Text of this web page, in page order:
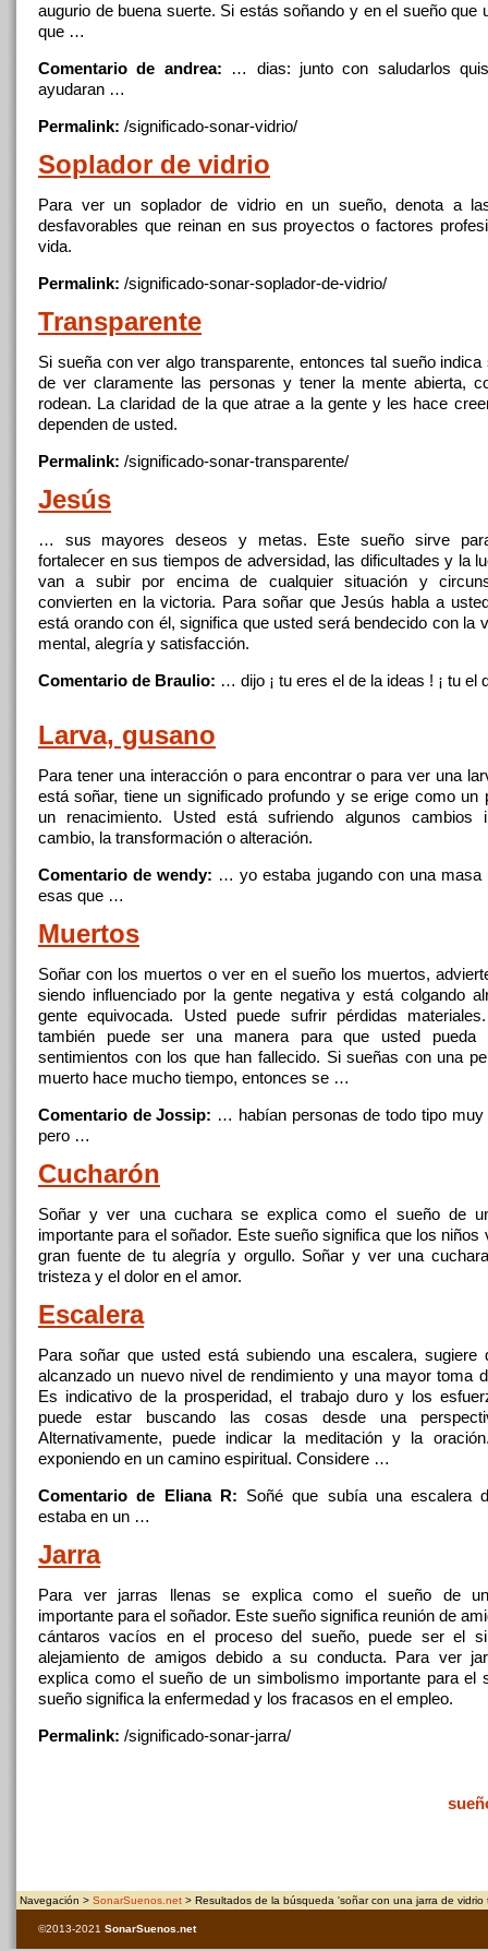
augurio debuena suerte. Si estás soñando y en el sueño que
que …
Comentario de andrea: … dias: juntocon saludarlos
ayudaran …
Permalink: /significado-sonar-vidrio/
Soplador de vidrio
Para ver un sopladorde vidrioen un sueño, denota a
desfavorables que reinan en sus proyectos o factores
vida.
Permalink: /significado-sonar-soplador-de-vidrio/
Transparente
Si sueña conver algotransparente, entonces tal sueño indica
de ver claramente las personas y tener la mente abierta,
rodean. La claridad dela que atrae a la gente y les hace
dependen de usted.
Permalink: /significado-sonar-transparente/
Jesús
… sus mayores deseos y metas. Este sueño sirve
fortalecer en sus tiemposde adversidad, las dificultades y la
van a subir por encimade cualquier situación y
convierten en la victoria. Para soñarque Jesús habla a
está orando con él, significa que usted será bendecido conla
mental, alegría y satisfacción.
Comentario de Braulio: … dijo ¡ tu eres el de la ideas ! ¡ tu
Larva, gusano
Para tener unainteracción o para encontrar o para ver una
estásoñar, tiene un significado profundo y se erige como un
un renacimiento. Usted está sufriendo algunos cambios
cambio, la transformación o alteración.
Comentario de wendy: … yo estaba jugando con unamasa
esas que …
Muertos
Soñar con los muertos o ver en el sueño los muertos,
siendo influenciado por la gente negativa y está colgando
gente equivocada. Usted puede sufrir pérdidas
también puede ser una manera para que usted pueda
sentimientos conlos que han fallecido. Si sueñas con una
muerto hace mucho tiempo, entonces se …
Comentario de Jossip: … habían personasde todo tipo
pero …
Cucharón
Soñar y ver unacuchara se explica como el sueño de
importante para el soñador. Este sueño significa que los
gran fuentede tu alegría y orgullo. Soñar y ver una
tristeza y el dolor en el amor.
Escalera
Para soñar que usted está subiendo una escalera, sugiere
alcanzado un nuevo nivelde rendimiento y unamayor toma
Es indicativode la prosperidad, el trabajo duro y los
puede estar buscando las cosas desde una
Alternativamente, puede indicar la meditación y la
exponiendo en un camino espiritual. Considere …
Comentario de Eliana R: Soñé que subía unaescalera
estaba en un …
Jarra
Para ver jarras llenas se explica como el sueño deun
importante para el soñador. Este sueño significa reunión de
cántaros vacíos en el proceso del sueño, puede ser el
alejamientode amigos debido a su conducta. Para ver
explica como el sueñode un simbolismo importante para el
sueño significa la enfermedad y los fracasos en el empleo.
Permalink: /significado-sonar-jarra/
Navegación > SonarSuenos.net > Resultados de la búsqueda 'soñar con una jarra de vidrio
©2013-2021 SonarSuenos .net